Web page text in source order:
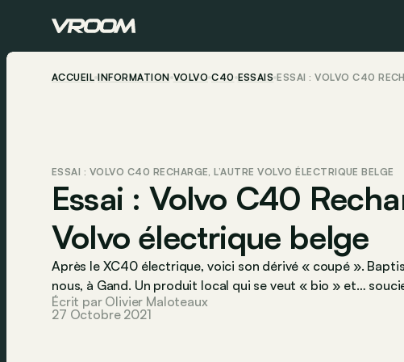
ACCUEIL INFORMATION VOLVO C40 ESSAIS ESSAI : VOLVO C40
ESSAI : VOLVO C40 RECHARGE, L’AUTRE VOLVO ÉLECTRIQUE BELGE
Essai : Volvo C40
Volvo électrique belge
Après le XC40 électrique, voici son dérivé « coupé ».
nous, à Gand. Un produit local qui se veut « bio » et…
Écrit par Olivier Maloteaux
27 Octobre 2021